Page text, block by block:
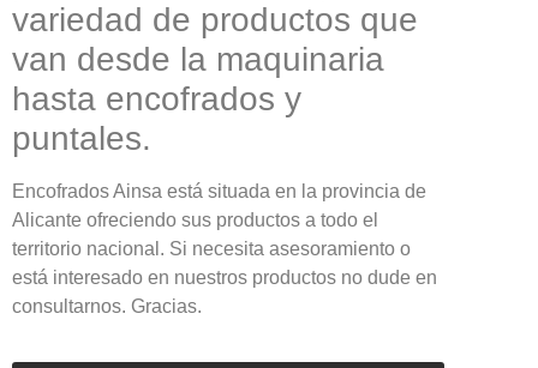
variedad de productos que
van desde la maquinaria
hasta encofrados y
puntales.
Encofrados Ainsa está situada en la provincia de
Alicante ofreciendo sus productos a todo el
territorio nacional. Si necesita asesoramiento o
está interesado en nuestros productos no dude en
consultarnos. Gracias.